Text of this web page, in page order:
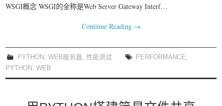
WSGI概念 WSGI的全称是Web Server Gateway Interf…
Continue Reading →
PYTHON ,WEB服务器,性能测试 PERFORMANCE,
PYTHON ,WEB